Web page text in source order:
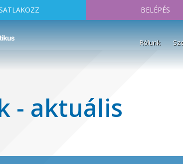
BELÉPÉS
Rólunk
- aktuális